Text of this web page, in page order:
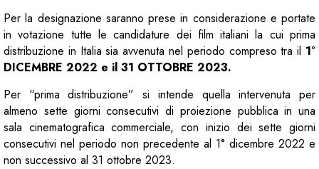
Per la designazione saranno prese in considerazione e portate
in votazione tutte le candidature dei film italiani la cui prima
distribuzione in Italia sia avvenuta nel periodo compreso tra il 1°
DICEMBRE 2022 e il 31 OTTOBRE 2023.
Per “prima distribuzione” si intende quella intervenuta per
almeno sette giorni consecutivi di proiezione pubblica in una
sala cinematografica commerciale, con inizio dei sette giorni
consecutivi nel periodo non precedente al 1° dicembre 2022 e
non successivo al 31 ottobre 2023.